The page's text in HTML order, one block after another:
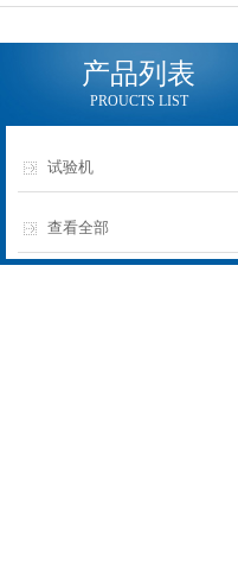
产品列表
PROUCTS LIST
试验机
查看全部